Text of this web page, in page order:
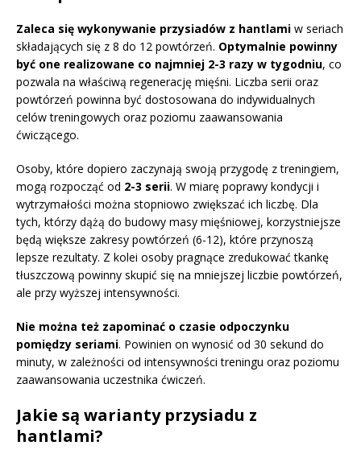
Zaleca się wykonywanie przysiadów z hantlami w seriach
składających się z 8 do 12 powtórzeń. Optymalnie powinny
być one realizowane co najmniej 2-3 razy w tygodniu, co
pozwala na właściwą regenerację mięśni. Liczba serii oraz
powtórzeń powinna być dostosowana do indywidualnych
celów treningowych oraz poziomu zaawansowania
ćwiczącego.
Osoby, które dopiero zaczynają swoją przygodę z treningiem,
mogą rozpocząć od 2-3 serii. W miarę poprawy kondycji i
wytrzymałości można stopniowo zwiększać ich liczbę. Dla
tych, którzy dążą do budowy masy mięśniowej, korzystniejsze
będą większe zakresy powtórzeń (6-12), które przynoszą
lepsze rezultaty. Z kolei osoby pragnące zredukować tkankę
tłuszczową powinny skupić się na mniejszej liczbie powtórzeń,
ale przy wyższej intensywności.
Nie można też zapominać o czasie odpoczynku
pomiędzy seriami. Powinien on wynosić od 30 sekund do
minuty, w zależności od intensywności treningu oraz poziomu
zaawansowania uczestnika ćwiczeń.
Jakie są warianty przysiadu z
hantlami?